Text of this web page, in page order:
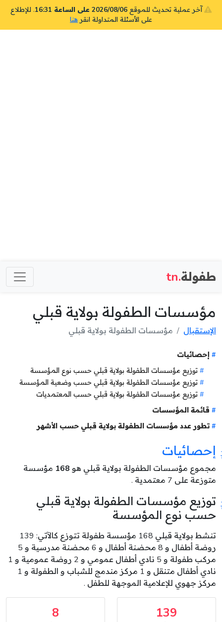
آخر عملية تحديث للموقع 2026/08/06 على الساعة 16:31
. للإطلاع
على الأسئلة المتداولة انقر هنا
طفولة.tn
مؤسسات الطفولة بولاية قبلي
الإستقبال مؤسسات الطفولة بولاية قبلي
إحصائيات
توزيع مؤسسات الطفولة بولاية قبلي حسب نوع المؤسسة
توزيع مؤسسات الطفولة بولاية قبلي حسب وضعية المؤسسة
توزيع مؤسسات الطفولة بولاية قبلي حسب المعتمديات
قائمة المؤسسات
تطور عدد مؤسسات الطفولة بولاية قبلي حسب الأشهر
إحصائيات
مجموع مؤسسات الطفولة بولاية قبلي هو 168 مؤسسة
متوزعة على 7 معتمدية .
توزيع مؤسسات الطفولة بولاية قبلي
حسب نوع المؤسسة
تنشط بولاية قبلي 168 مؤسسة طفولة تتوزع كالآتي: 139
روضة أطفال و 8 محضنة أطفال و 6 محضنة مدرسية و 5
مركب طفولة و 5 نادي أطفال عمومي و 2 روضة عمومية و 1
نادي أطفال متنقل و 1 مركز مندمج للشباب و الطفولة و 1
مركز جهوي للإعلامية الموجهة للطفل .
139
8